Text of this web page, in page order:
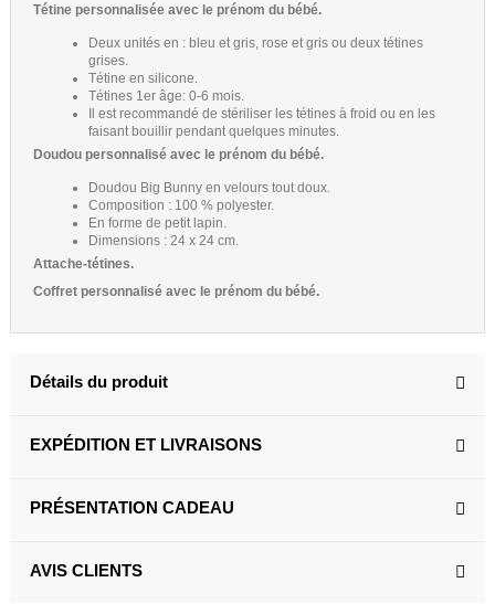
Tétine personnalisée avec le prénom du bébé.
Deux unités en : bleu et gris, rose et gris ou deux tétines
grises.
Tétine en silicone.
Tétines 1er âge: 0-6 mois.
Il est recommandé de stériliser les tétines à froid ou en les
faisant bouillir pendant quelques minutes.
Doudou personnalisé avec le prénom du bébé.
Doudou Big Bunny en velours tout doux.
Composition : 100 % polyester.
En forme de petit lapin.
Dimensions : 24 x 24 cm.
Attache-tétines.
Coffret personnalisé avec le prénom du bébé.
Détails du produit
EXPÉDITION ET LIVRAISONS
PRÉSENTATION CADEAU
AVIS CLIENTS